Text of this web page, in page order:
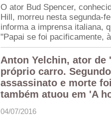
O ator Bud Spencer,
Hill, morreu nesta segunda-
informa a imprensa italiana,
"Papai se foi pacificamente,
Anton Yelchin, ator de
próprio carro.
assassinato e morte
também atuou em 'A
04/07/2016